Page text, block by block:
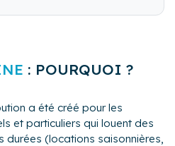
: POURQUOI ?
a été créé pour les
et particuliers qui louent des
(locations saisonnières,